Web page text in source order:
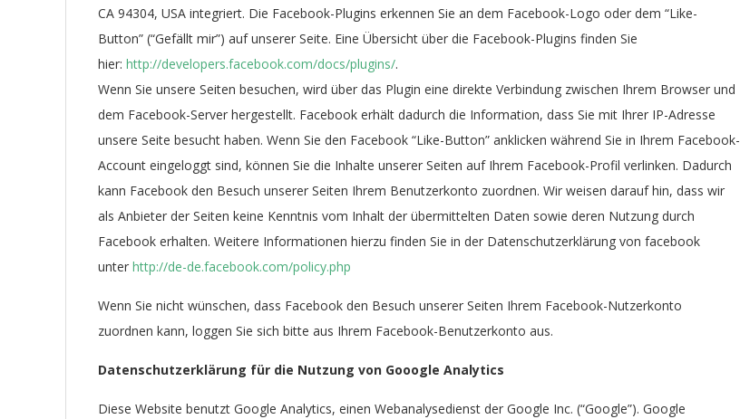
CA 94304, USA integriert. Die Facebook-Plugins erkennen Sie an dem Facebook-Logo oder dem “Like-
Button” (“Gefällt mir”) auf unserer Seite. Eine Übersicht über die Facebook-Plugins finden Sie
hier: http://developers.facebook.com/docs/plugins/.
Wenn Sie unsere Seiten besuchen, wird über das Plugin eine direkte Verbindung zwischen Ihrem Browser und
dem Facebook-Server hergestellt. Facebook erhält dadurch die Information, dass Sie mit Ihrer IP-Adresse
unsere Seite besucht haben. Wenn Sie den Facebook “Like-Button” anklicken während Sie in Ihrem Facebook-
Account eingeloggt sind, können Sie die Inhalte unserer Seiten auf Ihrem Facebook-Profil verlinken. Dadurch
kann Facebook den Besuch unserer Seiten Ihrem Benutzerkonto zuordnen. Wir weisen darauf hin, dass wir
als Anbieter der Seiten keine Kenntnis vom Inhalt der übermittelten Daten sowie deren Nutzung durch
Facebook erhalten. Weitere Informationen hierzu finden Sie in der Datenschutzerklärung von facebook
unter http://de-de.facebook.com/policy.php
Wenn Sie nicht wünschen, dass Facebook den Besuch unserer Seiten Ihrem Facebook-Nutzerkonto
zuordnen kann, loggen Sie sich bitte aus Ihrem Facebook-Benutzerkonto aus.
Datenschutzerklärung für die Nutzung von Gooogle Analytics
Diese Website benutzt Google Analytics, einen Webanalysedienst der Google Inc. (“Google”). Google